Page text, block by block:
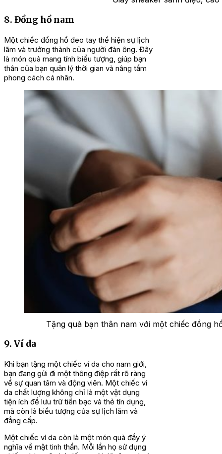
8. Đồng hồ nam
Một chiếc đồng hồ đeo tay thể hiện sự lịch
lãm và trưởng thành của người đàn ông. Đây
là món quà mang tính biểu tượng, giúp bạn
thân của bạn quản lý thời gian và nâng tầm
phong cách cá nhân.
Tặng quà bạn thân nam với một chiếc đồng
9. Ví da
Khi bạn tặng một chiếc ví da cho nam giới,
bạn đang gửi đi một thông điệp rất rõ ràng
về sự quan tâm và động viên. Một chiếc ví
da chất lượng không chỉ là một vật dụng
tiện ích để lưu trữ tiền bạc và thẻ tín dụng,
mà còn là biểu tượng của sự lịch lãm và
đẳng cấp.
Một chiếc ví da còn là một món quà đầy ý
nghĩa về mặt tinh thần. Mỗi lần họ sử dụng